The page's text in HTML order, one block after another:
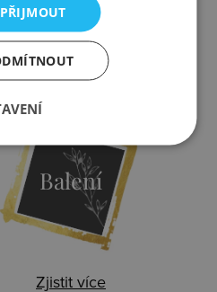
Zjistit více
Balení
Zjistit více